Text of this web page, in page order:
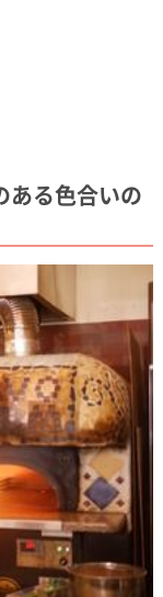
ある色合いの